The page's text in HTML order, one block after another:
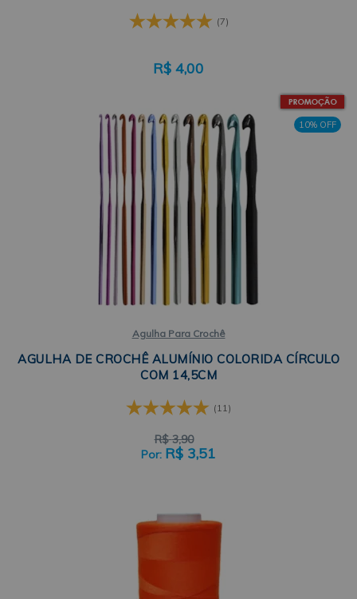
(7)
R$ 4,00
10% OFF
Agulha Para Crochê
AGULHA DE CROCHÊ ALUMÍNIO COLORIDA CÍRCULO
COM 14,5CM
(11)
R$ 3,90
R$ 3,51